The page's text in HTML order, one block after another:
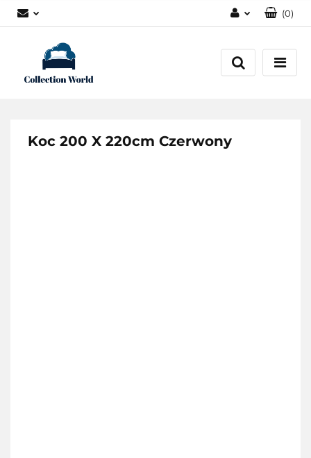
Zarejestruj się
(0)
Koc 200 X 220cm Czerwony